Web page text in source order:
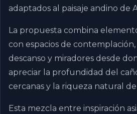
adaptados al paisaje andino de
La propuesta combina
con espacios de contemplación,
descanso y miradores desde
apreciar la profundidad del
cercanas y la riqueza natural de
Esta mezcla entre inspiración